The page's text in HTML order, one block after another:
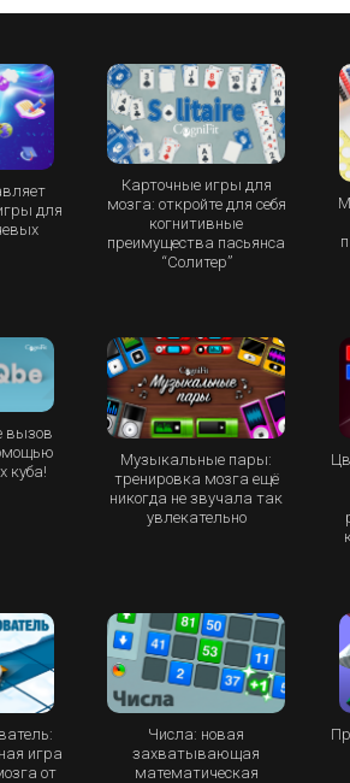
для
Карточные игры для
мозга: откройте для себя
когнитивные
преимущества пасьянса
“Cолитер”
вызов
куба!
Музыкальные пары:
тренировка мозга ещё
никогда не звучала так
увлекательно
игра
от
Числа: новая
захватывающая
математическая